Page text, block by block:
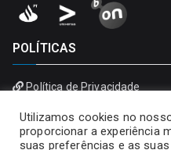
POLÍTICAS
Política de Privacidade
Utilizamos cookies no
proporcionar a experiência
suas preferências e as